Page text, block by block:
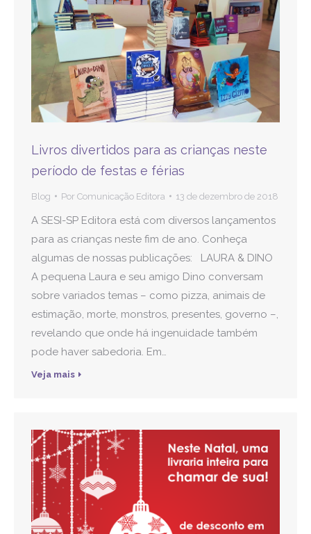
Livros divertidos para as crianças neste
período de festas e férias
Blog Por Comunicação Editora 13 de dezembro de 2018
A SESI-SP Editora está com diversos lançamentos
para as crianças neste fim de ano. Conheça
algumas de nossas publicações: LAURA & DINO
A pequena Laura e seu amigo Dino conversam
sobre variados temas – como pizza, animais de
estimação, morte, monstros, presentes, governo –,
revelando que onde há ingenuidade também
pode haver sabedoria. Em…
Veja mais